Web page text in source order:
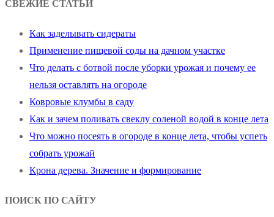
СВЕЖИЕ СТАТЬИ
Как заделывать сидераты
Применение пищевой соды на дачном участке
Что делать с ботвой после уборки урожая и почему ее
нельзя оставлять на огороде
Ковровые клумбы в саду
Как и зачем поливать свеклу соленой водой в конце лета
Что можно посеять в огороде в конце лета, чтобы успеть
собрать урожай
Крона дерева. Значение и формирование
ПОИСК ПО САЙТУ